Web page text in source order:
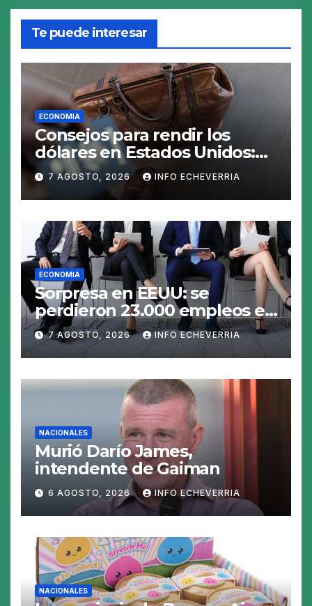
Te puede interesar
ECONOMIA
Consejos para rendir los
dólares en Estados Unidos:
claves para no gastar de más
en el viaje
7 AGOSTO, 2026 INFO ECHEVERRIA
ECONOMIA
Sorpresa en EEUU: se
perdieron 23.000 empleos en
julio y el mercado recalcula
las perspectivas para las
tasas
7 AGOSTO, 2026 INFO ECHEVERRIA
NACIONALES
Murió Darío James,
intendente de Gaiman
6 AGOSTO, 2026 INFO ECHEVERRIA
NACIONALES